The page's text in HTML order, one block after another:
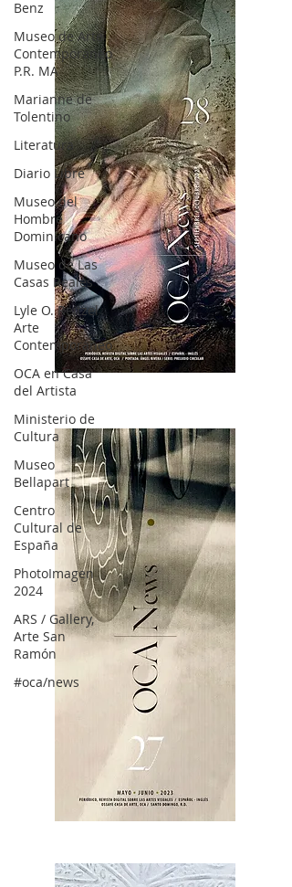
Benz
Museo de Arte
Contemporáneo
P.R. MA
Marianne de
Tolentino
Literatura
Diario Libre
Museo del
Hombre
Dominicano
Museo de Las
Casas Reales
Lyle O. Reitzel
Arte
Contemporáneo
OCA en Casa
del Artista
Ministerio de
Cultura
Museo
Bellapart
Centro
Cultural de
España
PhotoImagen
2024
ARS / Gallery,
Arte San
Ramón
#oca/news
OCA|News 28 / Julio-Agosto-Septiembre, 2023